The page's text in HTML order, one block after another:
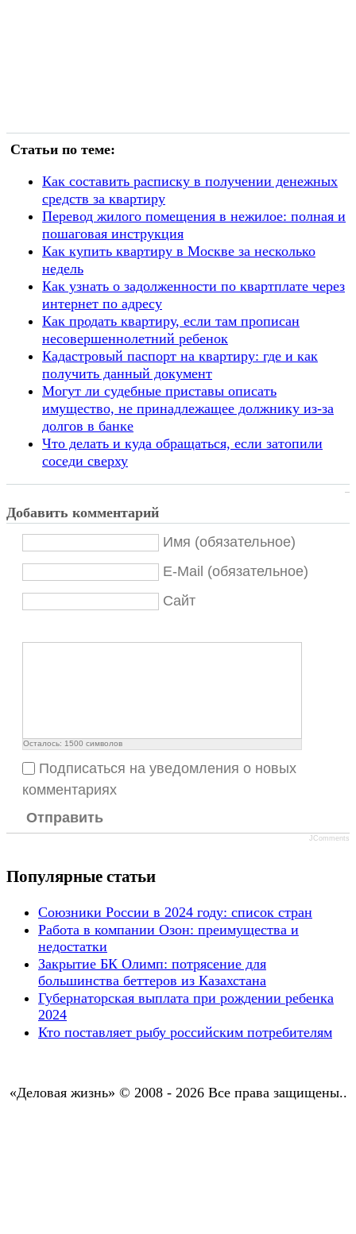
Статьи по теме:
Как составить расписку в получении денежных
средств за квартиру
Перевод жилого помещения в нежилое: полная и
пошаговая инструкция
Как купить квартиру в Москве за несколько
недель
Как узнать о задолженности по квартплате через
интернет по адресу
Как продать квартиру, если там прописан
несовершеннолетний ребенок
Кадастровый паспорт на квартиру: где и как
получить данный документ
Могут ли судебные приставы описать
имущество, не принадлежащее должнику из-за
долгов в банке
Что делать и куда обращаться, если затопили
соседи сверху
Добавить комментарий
Имя (обязательное)
E-Mail (обязательное)
Сайт
Осталось: 1500 символов
Подписаться на уведомления о новых
комментариях
Отправить
JComments
Популярные статьи
Союзники России в 2024 году: список стран
Работа в компании Озон: преимущества и
недостатки
Закрытие БК Олимп: потрясение для
большинства беттеров из Казахстана
Губернаторская выплата при рождении ребенка
2024
Кто поставляет рыбу российским потребителям
«Деловая жизнь» © 2008 - 2026 Все права защищены..